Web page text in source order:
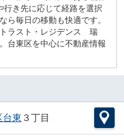
行き先に応じて経路を選択
ら毎日の移動も快適です。
ラスト・レジデンス 瑞
台東区を中心に不動産情報
台東 ３丁目